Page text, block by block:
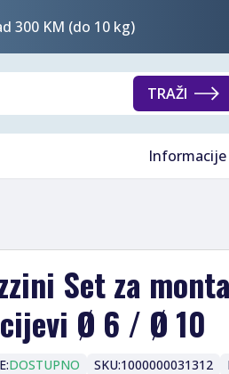
300 KM (do 10 kg)
TRAŽI
Informacije
Set za
Ø 6 / Ø 10
DOSTUPNO SKU:1000000031312